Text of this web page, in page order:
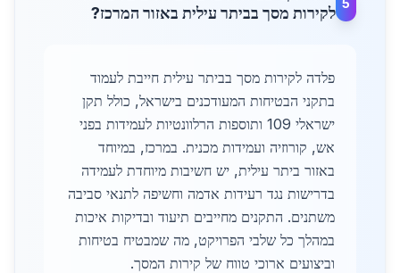
5
לקירות מסך בביתר עילית באזור המרכז?
פלדה לקירות מסך בביתר עילית חייבת לעמוד
בתקני הבטיחות המעודכנים בישראל, כולל תקן
ישראלי 109 ותוספות הרלוונטיות לעמידות בפני
אש, קורוזיה ועמידות מכנית. במרכז, במיוחד
באזור ביתר עילית, יש חשיבות מיוחדת לעמידה
בדרישות נגד רעידות אדמה וחשיפה לתנאי סביבה
משתנים. התקנים מחייבים תיעוד ובדיקות איכות
במהלך כל שלבי הפרויקט, מה שמבטיח בטיחות
וביצועים ארוכי טווח של קירות המסך.